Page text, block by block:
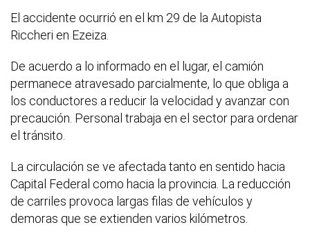
El accidente ocurrió en el km 29 de la Autopista
Riccheri en Ezeiza.
De acuerdo a lo informado en el lugar, el camión
permanece atravesado parcialmente, lo que obliga a
los conductores a reducir la velocidad y avanzar con
precaución. Personal trabaja en el sector para ordenar
el tránsito.
La circulación se ve afectada tanto en sentido hacia
Capital Federal como hacia la provincia. La reducción
de carriles provoca largas filas de vehículos y
demoras que se extienden varios kilómetros.